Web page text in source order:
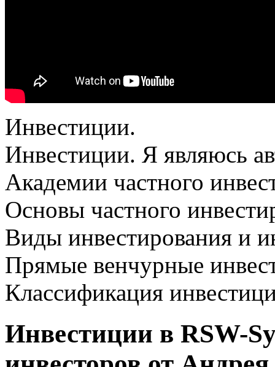
Инвестиции.
Инвестиции. Я являюсь
Академии частного
Основы частного
Виды инвестирования и
Прямые венчурные
Классификация
Инвестиции в RSW-